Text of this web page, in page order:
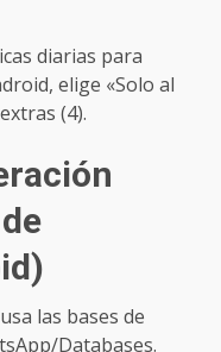
diarias para
elige «Solo al
(4).
las bases de
Databases.